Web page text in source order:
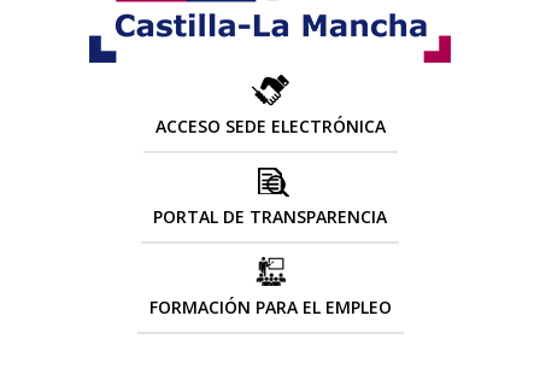
ACCESO SEDE ELECTRÓNICA
PORTAL DE TRANSPARENCIA
FORMACIÓN PARA EL EMPLEO